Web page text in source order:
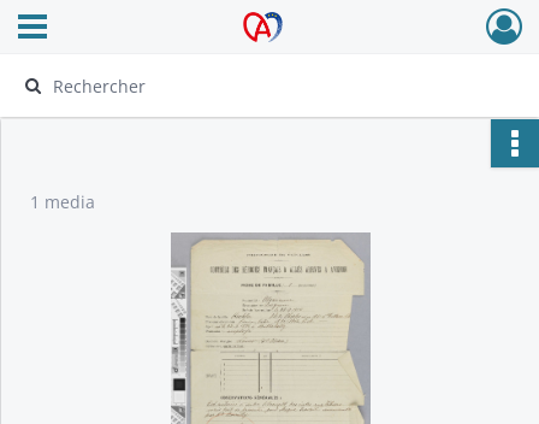
Archives Alsace - Colmar
Ouvrir le menu déroulant
1 media